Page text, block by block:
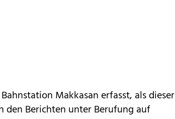
Makkasan erfasst, als dieser
den Berichten unter Berufung auf